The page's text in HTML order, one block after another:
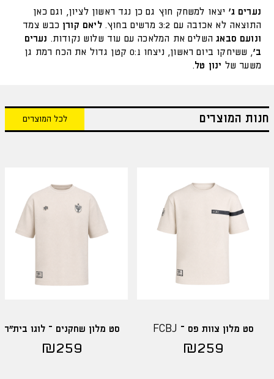
נערים ג' יצאו למשחק חוץ גם כן נגד ראשון לציון, וגם כאן
התוצאה לא אכזבה עם 3:2 מרשים בחוץ.
ליאם קורן כבש צמד
ונועם סבאגהשלים את המלאכה עם עוד שלוש נקודות. נערים
ב'
, ששיחקו ביום ראשון, ניצחו 0:1 קטן גדול את הכח רמת גן
משער של ינון טל.
חנות המוצרים לכל המוצרים
סט מלון צוות פס – FCBJ
₪259
סט מלון שחקנים – לוגו בית"ר
₪259